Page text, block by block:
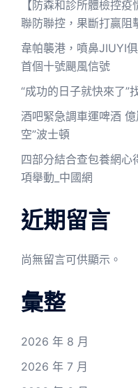
【防森和診所體檢控
聯防聯控，果斷打贏阻
韋帕襲港，噴鼻JIUYI
首個十號颶風信號
“成功的日子就快來了”
酒吧緊急調車運啤酒
空”波士頓
四部分結合查包養網心
項舉動_中國網
近期留言
尚無留言可供顯示。
彙整
2026 年 8 月
2026 年 7 月